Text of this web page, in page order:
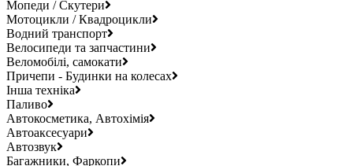
Мопеди / Скутери
Мотоцикли / Квадроцикли
Водний транспорт
Велосипеди та запчастини
Веломобілі, самокати
Причепи - Будинки на колесах
Інша техніка
Паливо
Автокосметика, Автохімія
Автоаксесуари
Автозвук
Багажники, Фаркопи